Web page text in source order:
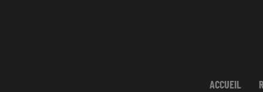
ACCUEIL